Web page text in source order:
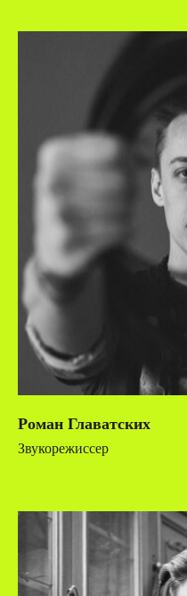
Роман Главатских
Звукорежиссер